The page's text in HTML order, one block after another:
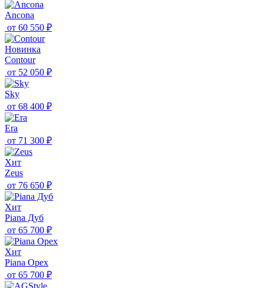
Ancona
от 60 550 ₽
Новинка
Contour
от 52 050 ₽
Sky
от 68 400 ₽
Era
от 71 300 ₽
Хит
Zeus
от 76 650 ₽
Хит
Piana Дуб
от 65 700 ₽
Хит
Piana Орех
от 65 700 ₽